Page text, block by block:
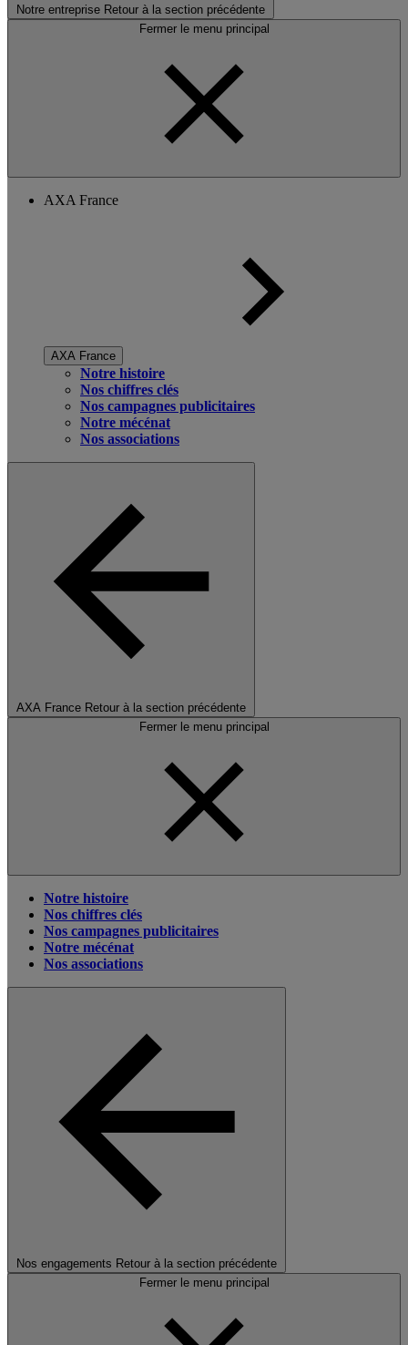
Notre entreprise Retour à la section précédente
Fermer le menu principal
AXA France
AXA France
Notre histoire
Nos chiffres clés
Nos campagnes publicitaires
Notre mécénat
Nos associations
AXA France Retour à la section précédente
Fermer le menu principal
Notre histoire
Nos chiffres clés
Nos campagnes publicitaires
Notre mécénat
Nos associations
Nos engagements Retour à la section précédente
Fermer le menu principal